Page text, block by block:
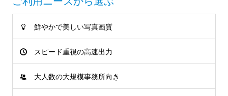
鮮やかで美しい写真画質
スピード重視の高速出力
大人数の大規模事務所向き